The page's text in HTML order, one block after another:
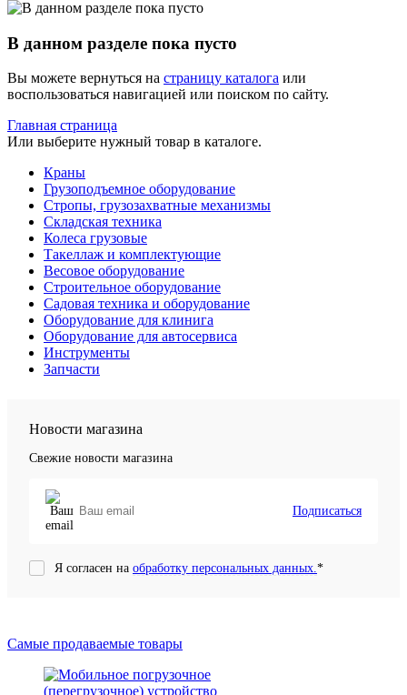
В данном разделе пока пусто
Вы можете вернуться на страницу каталога или
воспользоваться навигацией или поиском по сайту.
Главная страница
Или выберите нужный товар в каталоге.
Краны
Грузоподъемное оборудование
Стропы, грузозахватные механизмы
Складская техника
Колеса грузовые
Такеллаж и комплектующие
Весовое оборудование
Строительное оборудование
Садовая техника и оборудование
Оборудование для клинига
Оборудование для автосервиса
Инструменты
Запчасти
Новости магазина
Свежие новости магазина
Подписаться
Я согласен на обработку персональных данных.*
Самые продаваемые товары